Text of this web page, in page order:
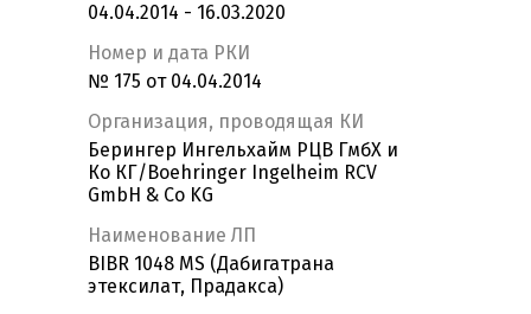
04.04.2014 - 16.03.2020
Номер и дата РКИ
№ 175 от 04.04.2014
Организация, проводящая КИ
Берингер Ингельхайм РЦВ ГмбХ и
Ко КГ/Boehringer Ingelheim RCV
GmbH & Co KG
Наименование ЛП
BIBR 1048 MS (Дабигатрана
этексилат, Прадакса)